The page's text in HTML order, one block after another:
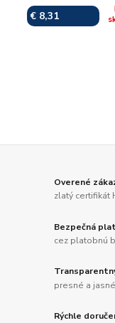
€ 8,31
Overené
zlatý certifikát
Bezpečná
cez platobnú
presné a
Rýchle